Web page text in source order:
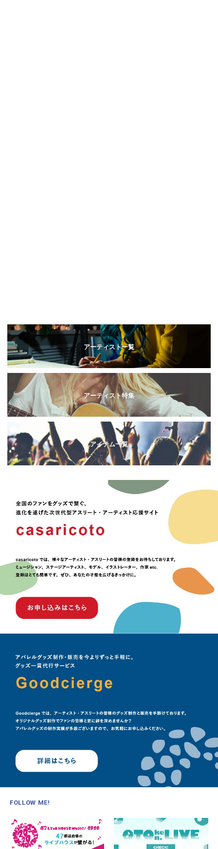
アーティスト一覧
アーティスト特集
アイテム一覧
FOLLOW ME!